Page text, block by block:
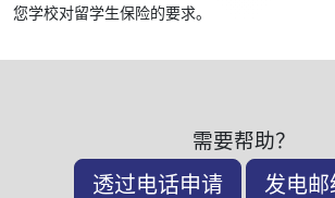
您学校对留学生保险的要求。
需要帮助？
透过电话申请 发电邮